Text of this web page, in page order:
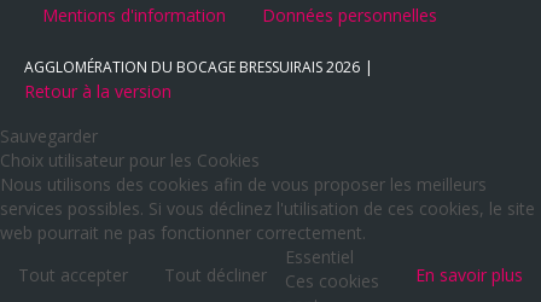
Mentions d'information Données personnelles
AGGLOMÉRATION DU BOCAGE BRESSUIRAIS2026
Retour à la version
Sauvegarder
Choix utilisateur pour les Cookies
Nous utilisons des cookies afin de vous proposer les meilleurs
services possibles. Si vous déclinez l'utilisation de ces cookies, le site
web pourrait ne pas fonctionner correctement.
Tout accepter
Tout décliner En savoir plus
Essentiel
Ces cookies